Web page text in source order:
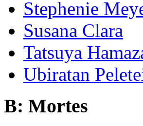
Stephenie
Susana Clara
Tatsuya
Ubiratan
B: Mortes